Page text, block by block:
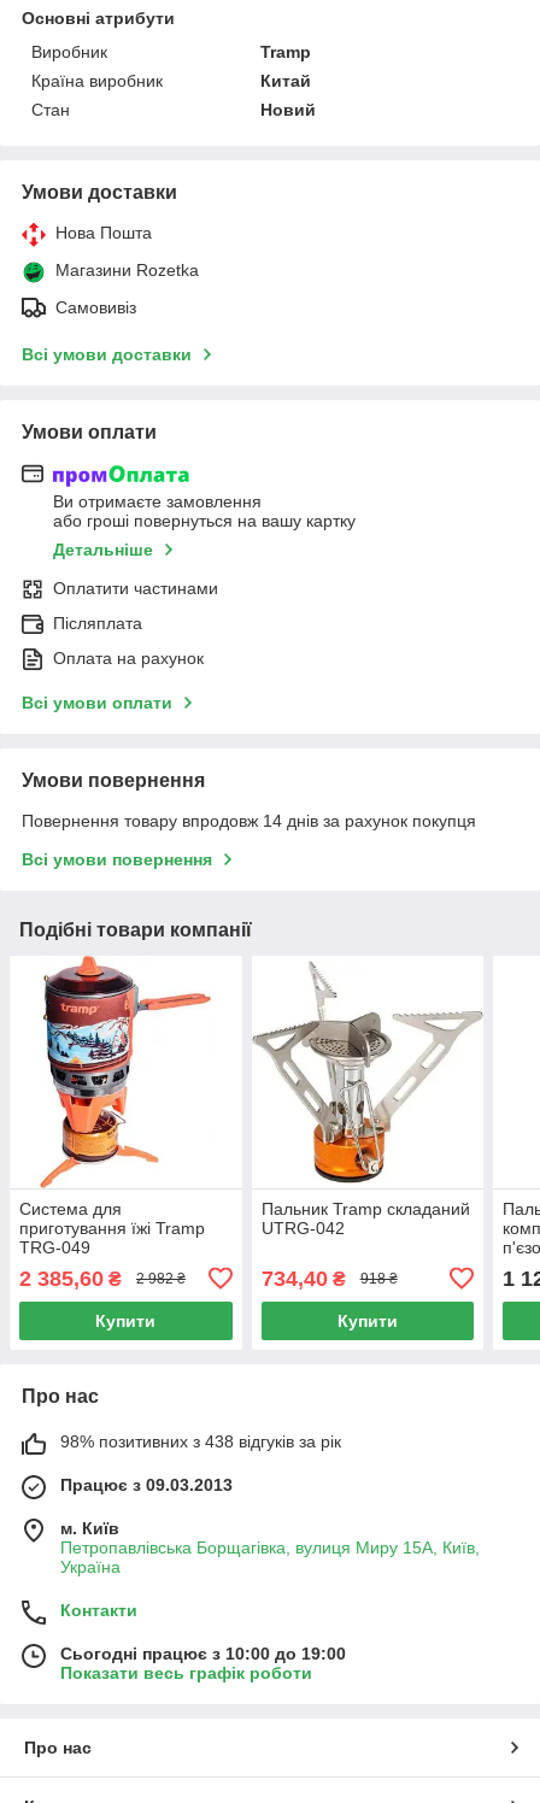
Основні атрибути
Виробник
Tramp
Країна виробник
Китай
Стан
Новий
Умови доставки
Нова Пошта
Магазини Rozetka
Самовивіз
Всі умови доставки
Умови оплати
Ви отримаєте замовлення
або гроші повернуться на вашу картку
Детальніше
Оплатити частинами
Післяплата
Оплата на рахунок
Всі умови оплати
Умови повернення
Повернення товару впродовж 14 днів за рахунок покупця
Всі умови повернення
Подібні товари компанії
Система для
приготування їжі Tramp
TRG-049
2 385,60 ₴ 2 982 ₴
Купити
Пальник Tramp складаний
UTRG-042
734,40₴ 918 ₴
Купити
1
Про нас
98% позитивних з 438 відгуків за рік
Працює з 09.03.2013
м. Київ
Петропавлівська Борщагівка, вулиця Миру 15А, Київ,
Україна
Контакти
Сьогодні працює з 10:00 до 19:00
Показати весь графік роботи
Про нас